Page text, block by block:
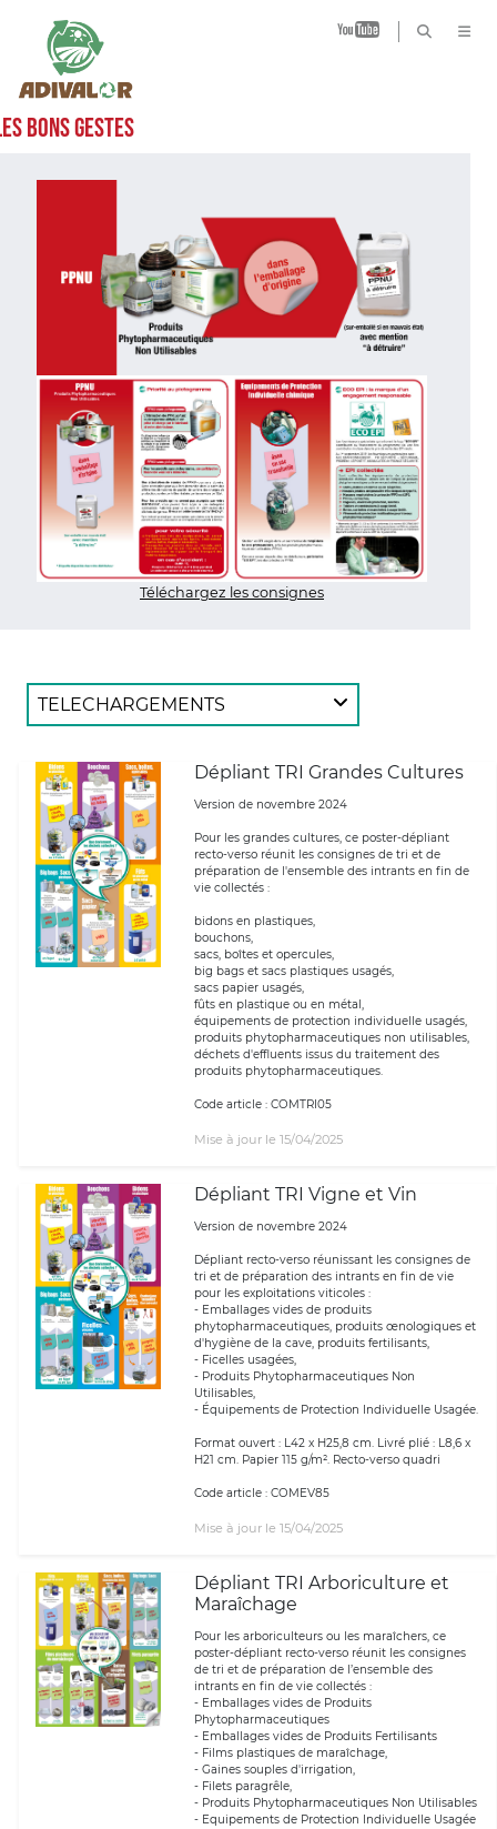
B
BONS GESTES
Téléchargez les consignes
TELECHARGEMENTS
Dépliant TRI Grandes Cultures
Version de novembre 2024
Pour les grandes cultures, ce poster-dépliant
recto-verso réunit les consignes de tri et de
préparation de l'ensemble des intrants en fin de
vie collectés :
bidons en plastiques,
bouchons,
sacs, boîtes et opercules,
big bags et sacs plastiques usagés,
sacs papier usagés,
fûts en plastique ou en métal,
équipements de protection individuelle usagés,
produits phytopharmaceutiques non utilisables,
déchets d'effluents issus du traitement des
produits phytopharmaceutiques.
Code article : COMTRI05
Mise à jour le 15/04/2025
Dépliant TRI Vigne et Vin
Version de novembre 2024
Dépliant recto-verso réunissant les consignes de
tri et de préparation des intrants en fin de vie
pour les exploitations viticoles :
- Emballages vides de produits
phytopharmaceutiques, produits œnologiques et
d'hygiène de la cave, produits fertilisants,
- Ficelles usagées,
- Produits Phytopharmaceutiques Non
Utilisables,
- Équipements de Protection Individuelle Usagée.
Format ouvert : L42 x H25,8 cm. Livré plié : L8,6 x
H21 cm. Papier 115 g/m². Recto-verso quadri
Code article : COMEV85
Mise à jour le 15/04/2025
Dépliant TRI Arboriculture et
Maraîchage
Pour les arboriculteurs ou les maraîchers, ce
poster-dépliant recto-verso réunit les consignes
de tri et de préparation de l’ensemble des
intrants en fin de vie collectés :
- Emballages vides de Produits
Phytopharmaceutiques
- Emballages vides de Produits Fertilisants
- Films plastiques de maraîchage,
- Gaines souples d'irrigation,
- Filets paragrêle,
- Produits Phytopharmaceutiques Non Utilisables
- Equipements de Protection Individuelle Usagée